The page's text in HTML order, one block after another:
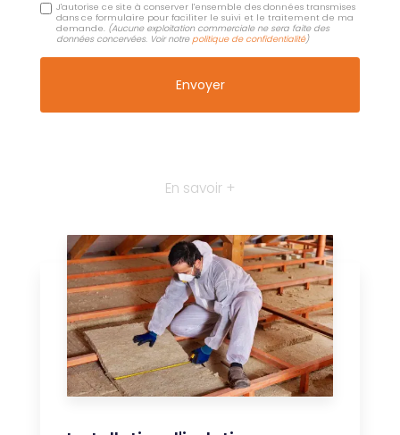
J'autorise ce site à conserver l'ensemble des données transmises
dans ce formulaire pour faciliter le suivi et le traitement de ma
demande. (Aucune exploitation commerciale ne sera faite des
données concervées. Voir notrepolitique de confidentialité)
En savoir +